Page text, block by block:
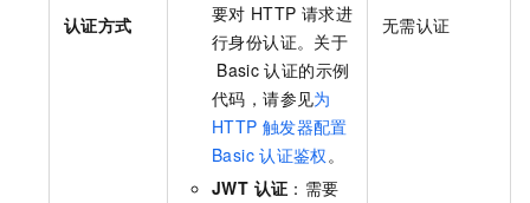
认证方式
要对 HTTP 请求进
行身份认证。关于
Basic 认证的示例
代码，请参见为
HTTP 触发器配置
Basic 认证鉴权。
JWT 认证 ：需要
无需认证